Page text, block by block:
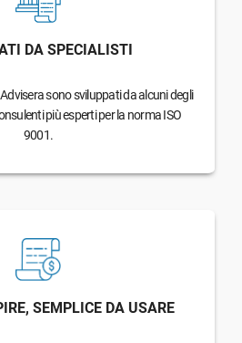
DA SPECIALISTI
sono sviluppati da alcuni degli
più esperti per la norma ISO
9001.
SEMPLICE DA USARE